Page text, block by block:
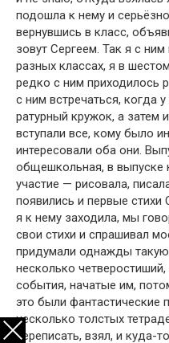
подошла к нему и
вернувшись в класс,
зовут Сергеем. Так я с
разных классах, я в
редко с ним приходилось
с ним встречаться, когда
ратурный кружок, а затем
вступали все, кому было
интересовали оба они.
общешкольная, в выпуске
участие — рисовала,
появились и первые стихи
я к нему заходила, мы
свои стихи и спрашивал
придумали однажды такую
несколько
события, начатые им,
это были фантастические
несколько толстых
переписать, взял, и куда-